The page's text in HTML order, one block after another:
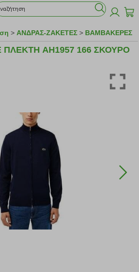
> ΑΝΔΡΑΣ-ΖΑΚΕΤΕΣ > ΒΑΜΒΑΚΕΡΕΣ
ΠΛΕΚΤΗ AH1957 166 ΣΚΟΥΡΟ